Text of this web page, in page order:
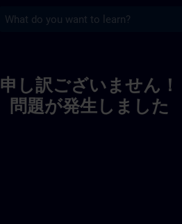
申し訳ございません！
問題が発生しました